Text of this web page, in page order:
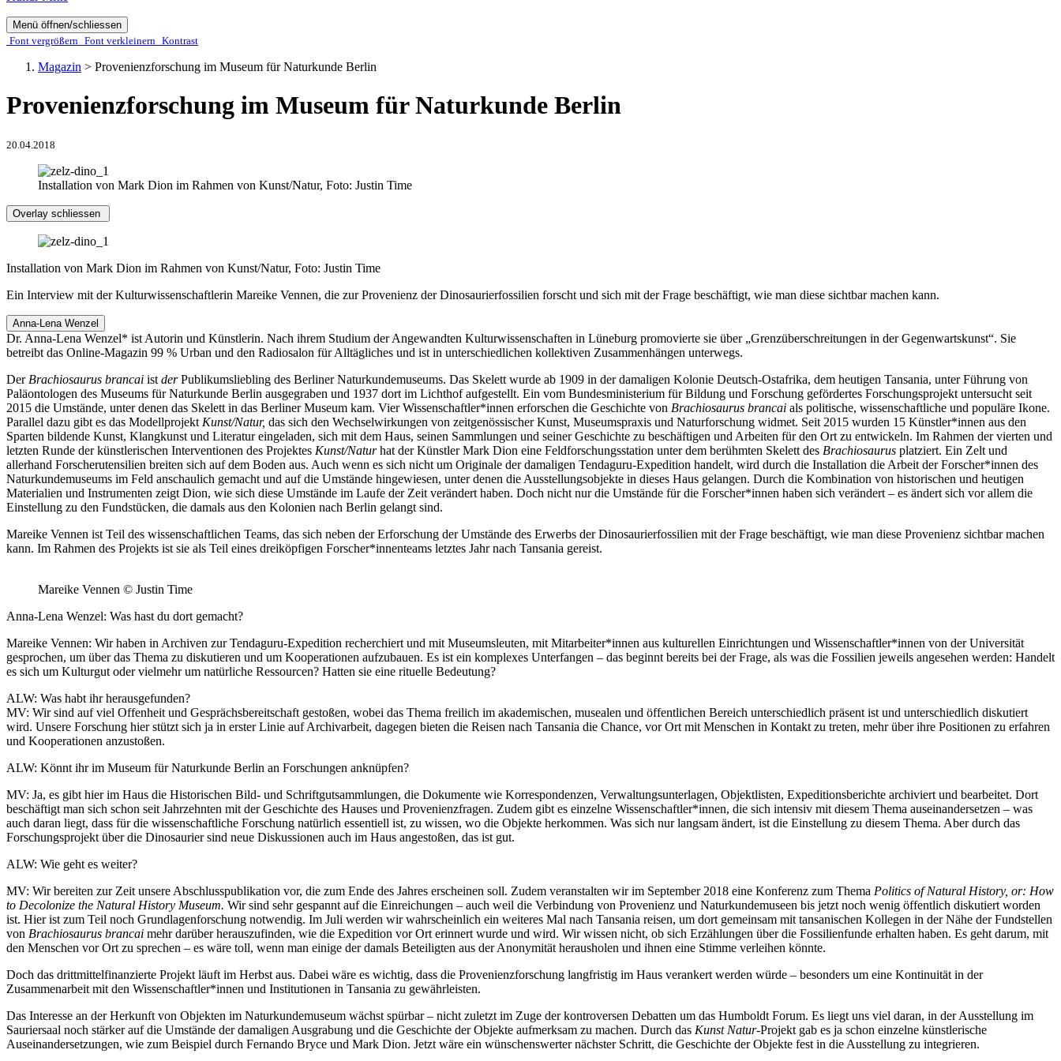
Menü öffnen/schliessen
Font ver­­größern Font ver­­kleinern Kontrast
Magazin > Provenienzforschung im Museum für Naturkunde Berlin
Provenienzforschung im Museum für Naturkunde Berlin
20.04.2018
Installation von Mark Dion im Rahmen von Kunst/Natur, Foto: Justin Time
Overlay schliessen
Installation von Mark Dion im Rahmen von Kunst/Natur, Foto: Justin Time
Ein Interview mit der Kulturwissenschaftlerin Mareike Vennen, die zur Provenienz der Dinosaurierfossilien forscht und sich mit der Frage beschäftigt, wie man diese sichtbar machen kann.
Anna-Lena Wenzel
Dr. Anna-Lena Wenzel* ist Autorin und Künstlerin. Nach ihrem Studium der Angewandten Kulturwissenschaften in Lüneburg promovierte sie über „Grenzüberschreitungen in der Gegenwartskunst“. Sie
betreibt das Online-Magazin 99 % Urban und den Radiosalon für Alltägliches und ist in unterschiedlichen kollektiven Zusammenhängen unterwegs.
Der Brachiosaurus brancai ist derPublikumsliebling des Berliner Naturkundemuseums. Das Skelett wurde ab 1909 in der damaligen Kolonie Deutsch-Ostafrika, dem heutigen Tansania, unter Führung von
Paläontologen des Museums für Naturkunde Berlin ausgegraben und 1937 dort im Lichthof aufgestellt. Ein vom Bundesministerium für Bildung und Forschung gefördertes Forschungsprojekt untersucht seit
2015 die Umstände, unter denen das Skelett in das Berliner Museum kam. Vier Wissenschaftler*innen erforschen die Geschichte von Brachiosaurus brancai als politische, wissenschaftliche und populäre Ikone.
Parallel dazu gibt es das Modellprojekt Kunst/Natur, das sich den Wechselwirkungen von zeitgenössischer Kunst, Museumspraxis und Naturforschung widmet. Seit 2015 wurden 15 Künstler*innen aus den
Sparten bildende Kunst, Klangkunst und Literatur eingeladen, sich mit dem Haus, seinen Sammlungen und seiner Geschichte zu beschäftigen und Arbeiten für den Ort zu entwickeln. Im Rahmen der vierten und
letzten Runde der künstlerischen Interventionen des Projektes Kunst/Naturhat der Künstler Mark Dion eine Feldforschungsstation unter dem berühmten Skelett des Brachiosaurus platziert. Ein Zelt und
allerhand Forscherutensilien breiten sich auf dem Boden aus. Auch wenn es sich nicht um Originale der damaligen Tendaguru-Expedition handelt, wird durch die Installation die Arbeit der Forscher*innen des
Naturkundemuseums im Feld anschaulich gemacht und auf die Umstände hingewiesen, unter denen die Ausstellungsobjekte in dieses Haus gelangen. Durch die Kombination von historischen und heutigen
Materialien und Instrumenten zeigt Dion, wie sich diese Umstände im Laufe der Zeit verändert haben. Doch nicht nur die Umstände für die Forscher*innen haben sich verändert – es ändert sich vor allem die
Einstellung zu den Fundstücken, die damals aus den Kolonien nach Berlin gelangt sind.
Mareike Vennen ist Teil des wissenschaftlichen Teams, das sich neben der Erforschung der Umstände des Erwerbs der Dinosaurierfossilien mit der Frage beschäftigt, wie man diese Provenienz sichtbar machen
kann. Im Rahmen des Projekts ist sie als Teil eines dreiköpfigen Forscher*innenteams letztes Jahr nach Tansania gereist.
Mareike Vennen © Justin Time
Anna-Lena Wenzel: Was hast du dort gemacht?
Mareike Vennen: Wir haben in Archiven zur Tendaguru-Expedition recherchiert und mit Museumsleuten, mit Mitarbeiter*innen aus kulturellen Einrichtungen und Wissenschaftler*innen von der Universität
gesprochen, um über das Thema zu diskutieren und um Kooperationen aufzubauen. Es ist ein komplexes Unterfangen – das beginnt bereits bei der Frage, als was die Fossilien jeweils angesehen werden: Handelt
es sich um Kulturgut oder vielmehr um natürliche Ressourcen? Hatten sie eine rituelle Bedeutung?
ALW: Was habt ihr herausgefunden?
MV: Wir sind auf viel Offenheit und Gesprächsbereitschaft gestoßen, wobei das Thema freilich im akademischen, musealen und öffentlichen Bereich unterschiedlich präsent ist und unterschiedlich diskutiert
wird. Unsere Forschung hier stützt sich ja in erster Linie auf Archivarbeit, dagegen bieten die Reisen nach Tansania die Chance, vor Ort mit Menschen in Kontakt zu treten, mehr über ihre Positionen zu erfahren
und Kooperationen anzustoßen.
ALW: Könnt ihr im Museum für Naturkunde Berlin an Forschungen anknüpfen?
MV: Ja, es gibt hier im Haus die Historischen Bild- und Schriftgutsammlungen, die Dokumente wie Korrespondenzen, Verwaltungsunterlagen, Objektlisten, Expeditionsberichte archiviert und bearbeitet. Dort
beschäftigt man sich schon seit Jahrzehnten mit der Geschichte des Hauses und Provenienzfragen. Zudem gibt es einzelne Wissenschaftler*innen, die sich intensiv mit diesem Thema auseinandersetzen – was
auch daran liegt, dass für die wissenschaftliche Forschung natürlich essentiell ist, zu wissen, wo die Objekte herkommen. Was sich nur langsam ändert, ist die Einstellung zu diesem Thema. Aber durch das
Forschungsprojekt über die Dinosaurier sind neue Diskussionen auch im Haus angestoßen, das ist gut.
ALW: Wie geht es weiter?
MV: Wir bereiten zur Zeit unsere Abschlusspublikation vor, die zum Ende des Jahres erscheinen soll. Zudem veranstalten wir im September 2018 eine Konferenz zum Thema Politics of Natural History, or: How
to Decolonize the Natural History Museum. Wir sind sehr gespannt auf die Einreichungen – auch weil die Verbindung von Provenienz und Naturkundemuseen bis jetzt noch wenig öffentlich diskutiert worden
ist. Hier ist zum Teil noch Grundlagenforschung notwendig. Im Juli werden wir wahrscheinlich ein weiteres Mal nach Tansania reisen, um dort gemeinsam mit tansanischen Kollegen in der Nähe der Fundstellen
von Brachiosaurus brancai mehr darüber herauszufinden, wie die Expedition vor Ort erinnert wurde und wird. Wir wissen nicht, ob sich Erzählungen über die Fossilienfunde erhalten haben. Es geht darum, mit
den Menschen vor Ort zu sprechen – es wäre toll, wenn man einige der damals Beteiligten aus der Anonymität herausholen und ihnen eine Stimme verleihen könnte.
Doch das drittmittelfinanzierte Projekt läuft im Herbst aus. Dabei wäre es wichtig, dass die Provenienzforschung langfristig im Haus verankert werden würde – besonders um eine Kontinuität in der
Zusammenarbeit mit den Wissenschaftler*innen und Institutionen in Tansania zu gewährleisten.
Das Interesse an der Herkunft von Objekten im Naturkundemuseum wächst spürbar – nicht zuletzt im Zuge der kontroversen Debatten um das Humboldt Forum. Es liegt uns viel daran, in der Ausstellung im
Sauriersaal noch stärker auf die Umstände der damaligen Ausgrabung und die Geschichte der Objekte aufmerksam zu machen. Durch das Kunst Natur-Projekt gab es ja schon einzelne künstlerische
Auseinandersetzungen, wie zum Beispiel durch Fernando Bryce und Mark Dion. Jetzt wäre ein wünschenswerter nächster Schritt, die Geschichte der Objekte fest in die Ausstellung zu integrieren.